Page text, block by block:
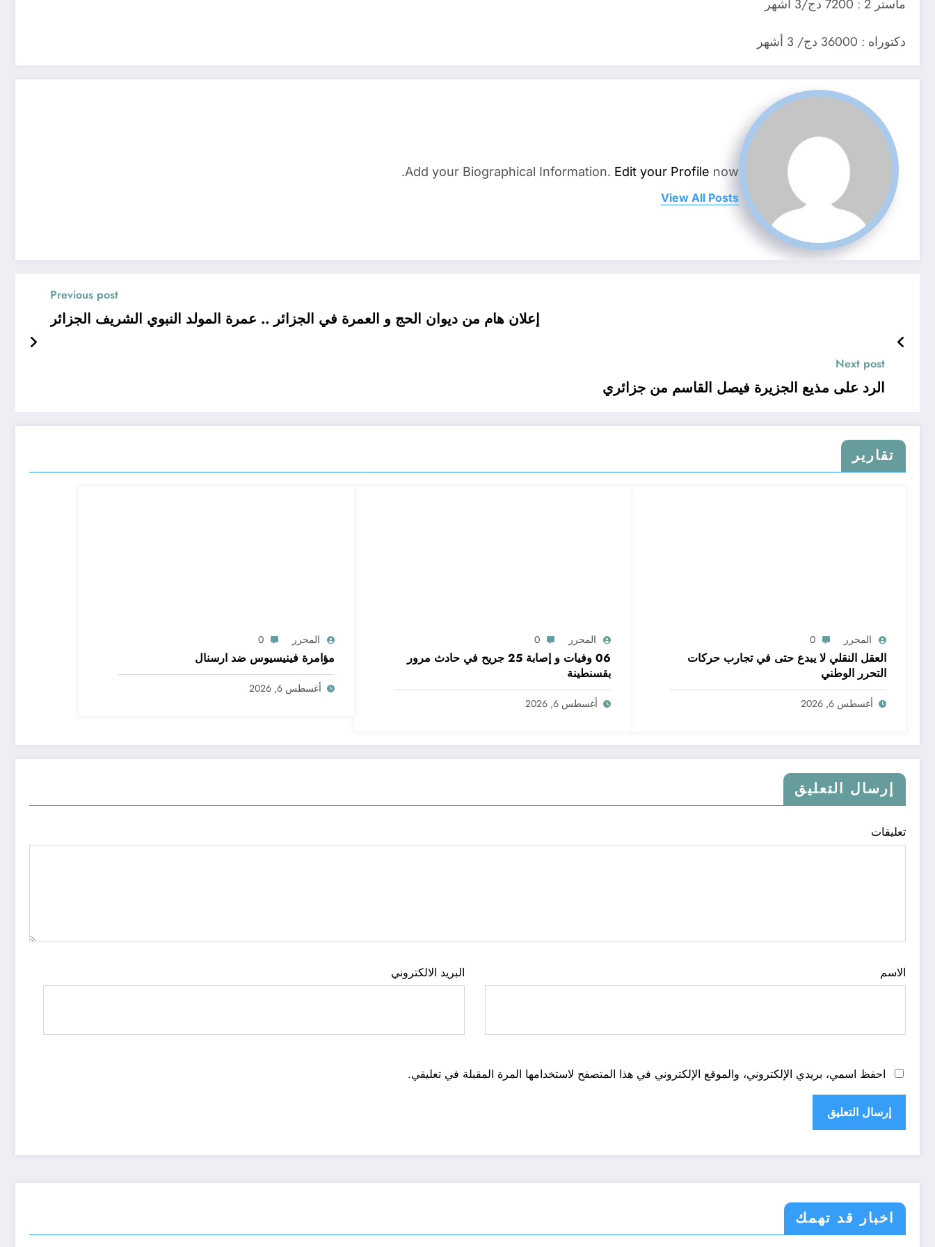
ماستر 2 : 7200 دج/3 أشهر
دكتوراه : 36000 دج/ 3 أشهر
Add your Biographical Information. Edit your Profile now.
View All Posts
Previous post
إعلان هام من ديوان الحج و العمرة في الجزائر .. عمرة المولد النبوي الشريف الجزائر
Next post
الرد على مذيع الجزيرة فيصل القاسم من جزائري
تقارير
المحرر 0
العقل النقلي لا يبدع حتى في تجارب حركات
التحرر الوطني
أغسطس 6, 2026
المحرر 0
06 وفيات و إصابة 25 جريح في حادث مرور
بقسنطينة
أغسطس 6, 2026
المحرر 0
مؤامرة فينيسيوس ضد ارسنال
أغسطس 6, 2026
إرسال التعليق
تعليقات
الاسم البريد الالكتروني
احفظ اسمي، بريدي الإلكتروني، والموقع الإلكتروني في هذا المتصفح لاستخدامها المرة المقبلة في تعليقي.
اخبار قد تهمك